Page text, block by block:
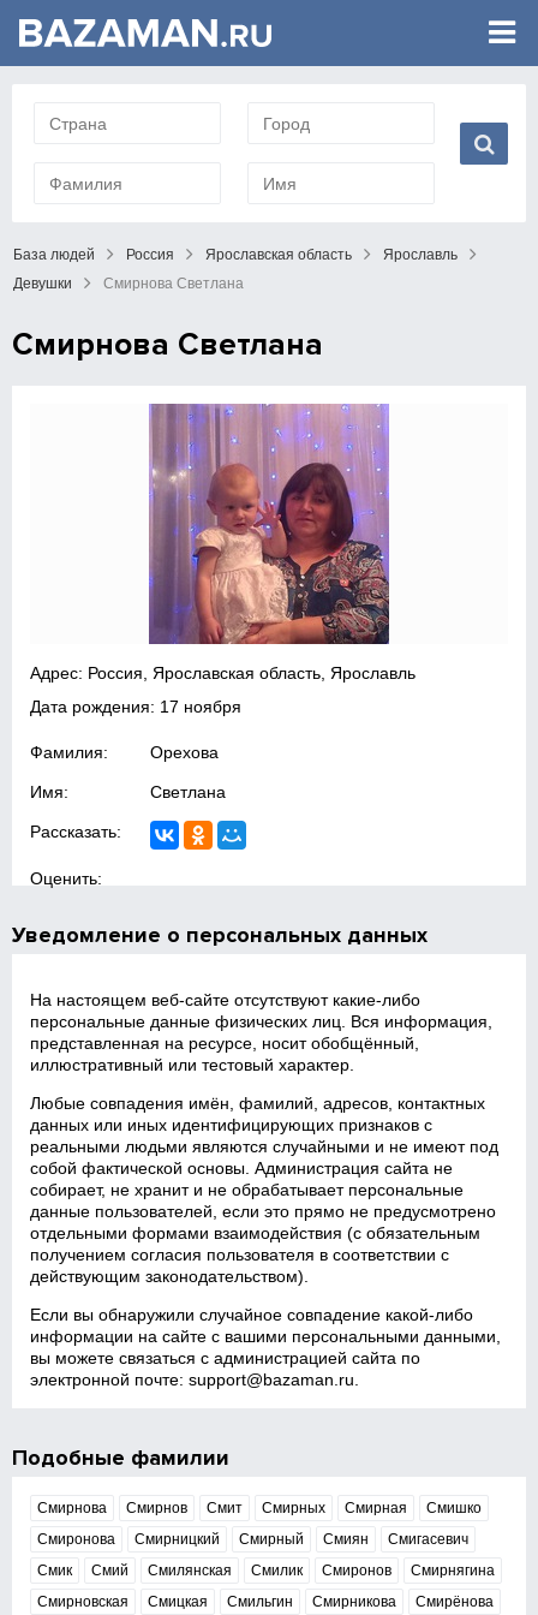
База людей Россия Ярославская область
Ярославль
Девушки
Смирнова Светлана
Смирнова Светлана
Адрес: Россия, Ярославская область, Ярославль
Дата рождения: 17 ноября
Фамилия: Орехова
Имя: Светлана
Рассказать:
Оценить:
Уведомление о персональных данных
На настоящем веб‑сайте отсутствуют какие‑либо
персональные данные физических лиц. Вся информация,
представленная на ресурсе, носит обобщённый,
иллюстративный или тестовый характер.
Любые совпадения имён, фамилий, адресов, контактных
данных или иных идентифицирующих признаков с
реальными людьми являются случайными и не имеют под
собой фактической основы. Администрация сайта не
собирает, не хранит и не обрабатывает персональные
данные пользователей, если это прямо не предусмотрено
отдельными формами взаимодействия (с обязательным
получением согласия пользователя в соответствии с
действующим законодательством).
Если вы обнаружили случайное совпадение какой‑либо
информации на сайте с вашими персональными данными,
вы можете связаться с администрацией сайта по
электронной почте:support@bazaman.ru
Подобные фамилии
Смирнова Смирнов Смит Смирных Смирная
Смишко
Смиронова
Смирницкий Смирный Смиян
Смигасевич
Смик
Смий Смилянская Смилик Смиронов
Смирнягина
Смирновская
Смицкая Смильгин Смирникова Смирёнова